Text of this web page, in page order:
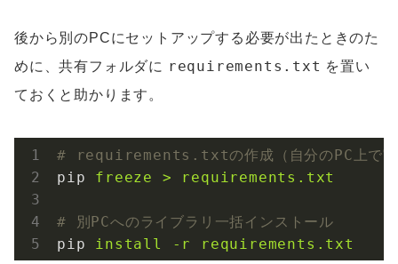
後から別のPCにセットアップする必要が出たときのた
めに、共有フォルダに requirements.txt を置い
ておくと助かります。
# requirements.txtの作成（自分のPC上で実
pip
freeze > requirements.txt
# 別PCへのライブラリ一括インストール
pip
install -r requirements.txt